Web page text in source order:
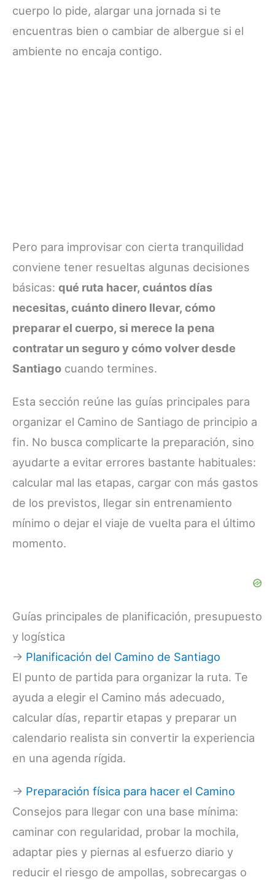
cuerpo lo pide, alargar una jornada si te
encuentras bien o cambiar de albergue si el
ambiente no encaja contigo.
Pero para improvisar con cierta tranquilidad
conviene tener resueltas algunas decisiones
básicas: qué ruta hacer, cuántos días
necesitas, cuánto dinero llevar, cómo
preparar el cuerpo, si merece la pena
contratar un seguro y cómo volver desde
Santiago cuando termines.
Esta sección reúne las guías principales para
organizar el Camino de Santiago de principio a
fin. No busca complicarte la preparación, sino
ayudarte a evitar errores bastante habituales:
calcular mal las etapas, cargar con más gastos
de los previstos, llegar sin entrenamiento
mínimo o dejar el viaje de vuelta para el último
momento.
Guías principales de planificación, presupuesto
y logística
→ Planificación del Camino de Santiago
El punto de partida para organizar la ruta. Te
ayuda a elegir el Camino más adecuado,
calcular días, repartir etapas y preparar un
calendario realista sin convertir la experiencia
en una agenda rígida.
→ Preparación física para hacer el Camino
Consejos para llegar con una base mínima:
caminar con regularidad, probar la mochila,
adaptar pies y piernas al esfuerzo diario y
reducir el riesgo de ampollas, sobrecargas o